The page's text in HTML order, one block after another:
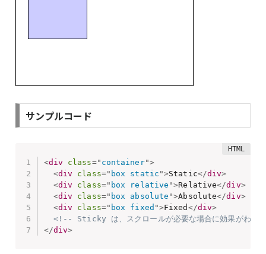
サンプルコード
<div class=" container">
<div class=" box static ">Static</div>
<div class=" box relative ">Relative</div>
<div class=" box absolute ">Absolute</div>
<div class=" box fixed ">Fixed </div>
<!-- Sticky は、スクロールが必要な場合に効果がわか
</div>